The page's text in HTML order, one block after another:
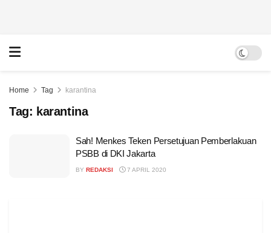
Home Tag karantina
Tag: karantina
Sah! Menkes Teken Persetujuan Pemberlakuan
PSBB di DKI Jakarta
BY REDAKSI 7 APRIL 2020